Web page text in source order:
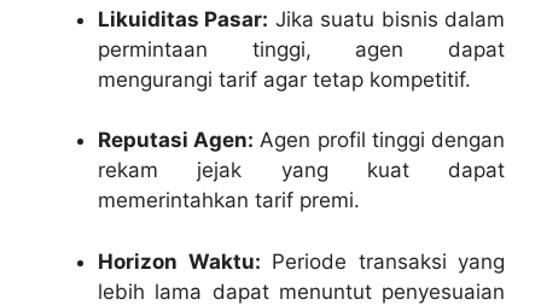
Likuiditas Pasar: Jika suatu bisnis dalam
permintaan tinggi, agen dapat
mengurangi tarif agar tetap kompetitif.
Reputasi Agen: Agen profil tinggi dengan
rekam jejak yang kuat dapat
memerintahkan tarif premi.
Horizon Waktu: Periode transaksi yang
lebih lama dapat menuntut penyesuaian